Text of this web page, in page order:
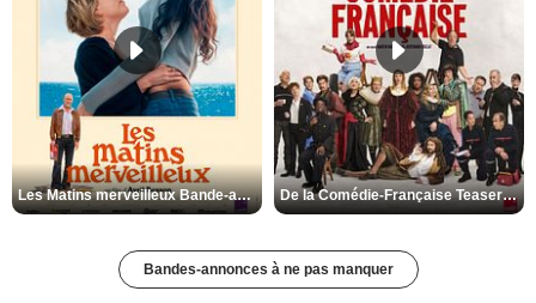
Les Matins merveilleux Bande-annonce VF De la Comédie-Française Teaser VF
Bandes-annonces à ne pas manquer